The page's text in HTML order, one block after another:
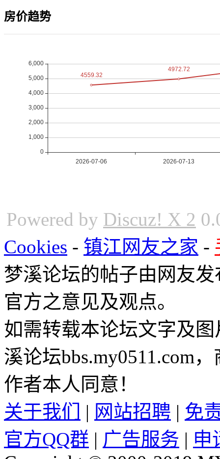
房价趋势
Powered by Discuz! X 2
Cookies - 镇江网友之家 -
梦溪论坛的帖子由网友
官方之意见及观点。
如需转载本论坛文字及
溪论坛bbs.my0511.com
作者本人同意！
关于我们
| 网站招聘 | 免
官方QQ群 | 广告服务 | 申